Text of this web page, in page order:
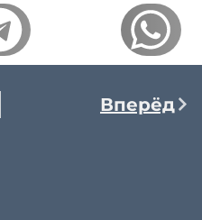
Вперёд